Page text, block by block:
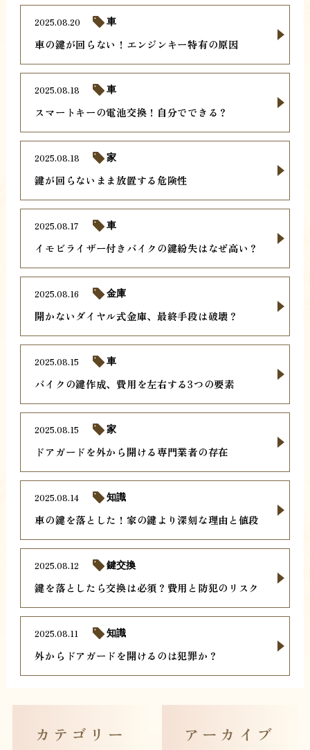
車の鍵が回らない！エンジンキー特有の原因
2025.08.20 車
スマートキーの電池交換！自分でできる？
2025.08.18 車
鍵が回らないまま放置する危険性
2025.08.18 家
イモビライザー付きバイクの鍵紛失はなぜ高い？
2025.08.17 車
開かないダイヤル式金庫、最終手段は破壊？
2025.08.16 金庫
バイクの鍵作成、費用を左右する3つの要素
2025.08.15 車
ドアガードを外から開ける専門業者の存在
2025.08.15 家
車の鍵を落とした！家の鍵より深刻な理由と値段
2025.08.14 知識
鍵を落としたら交換は必須？費用と防犯のリスク
2025.08.12 鍵交換
外からドアガードを開けるのは犯罪か？
2025.08.11 知識
カテゴリー アーカイブ